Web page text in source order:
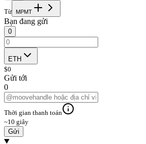
Từ MPMT
Bạn đang gửi
0
ETH
$0
Gửi tới
0
Thời gian thanh toán
~10 giây
Gửi